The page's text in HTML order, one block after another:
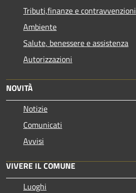
Tributi,finanze e contravvenzioni
Ambiente
Salute, benessere e assistenza
Autorizzazioni
NOVITÀ
Notizie
Comunicati
Avvisi
VIVERE IL COMUNE
Luoghi